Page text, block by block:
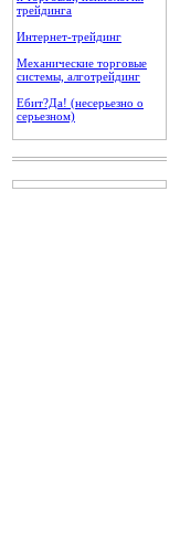
трейдинга
Интернет-трейдинг
Механические торговые
системы, алготрейдинг
Ебит?Да! (несерьезно о
серьезном)